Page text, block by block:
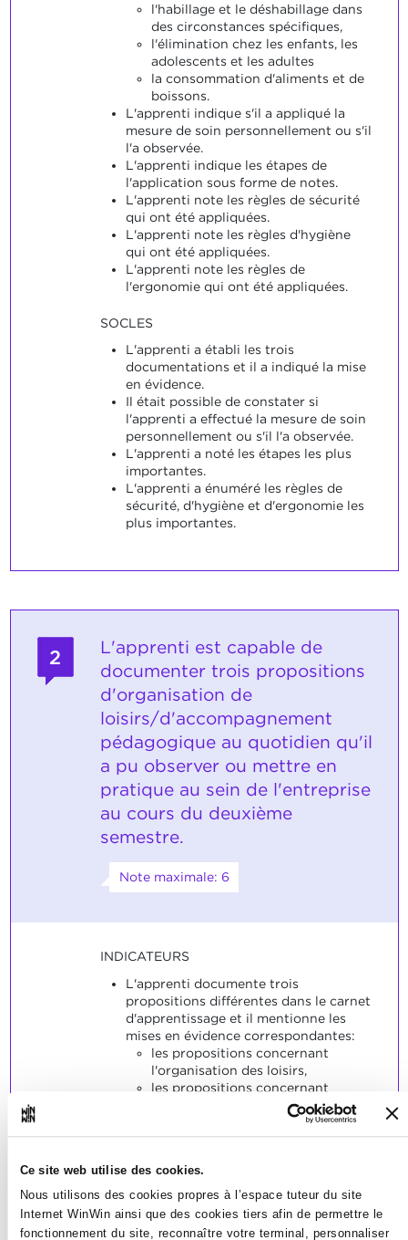
Ce site web utilise des cookies.
Nous utilisons des cookies propres à l’espace tuteur du site
Internet WinWin ainsi que des cookies tiers afin de permettre le
fonctionnement du site, reconnaître votre terminal, personnaliser
l'habillage et le déshabillage dans
des circonstances spécifiques,
l'élimination chez les enfants, les
adolescents et les adultes
la consommation d'aliments et de
boissons.
L'apprenti indique s'il a appliqué la
mesure de soin personnellement ou s'il
l'a observée.
L'apprenti indique les étapes de
l'application sous forme de notes.
L'apprenti note les règles de sécurité
qui ont été appliquées.
L'apprenti note les règles d'hygiène
qui ont été appliquées.
L'apprenti note les règles de
l'ergonomie qui ont été appliquées.
SOCLES
L'apprenti a établi les trois
documentations et il a indiqué la mise
en évidence.
Il était possible de constater si
l'apprenti a effectué la mesure de soin
personnellement ou s'il l'a observée.
L'apprenti a noté les étapes les plus
importantes.
L'apprenti a énuméré les règles de
sécurité, d'hygiène et d'ergonomie les
plus importantes.
2
L'apprenti est capable de
documenter trois propositions
d'organisation de
loisirs/d'accompagnement
pédagogique au quotidien qu'il
a pu observer ou mettre en
pratique au sein de l'entreprise
au cours du deuxième
semestre.
Note maximale: 6
INDICATEURS
L'apprenti documente trois
propositions différentes dans le carnet
d'apprentissage et il mentionne les
mises en évidence correspondantes:
les propositions concernant
l'organisation des loisirs,
les propositions concernant
l'accompagnement pédagogique
L'apprenti indique s'il a mis ces
personnellement ou s'il les a
observées.
L'apprenti décrit la mise en pratique
de la proposition sous forme de notes.